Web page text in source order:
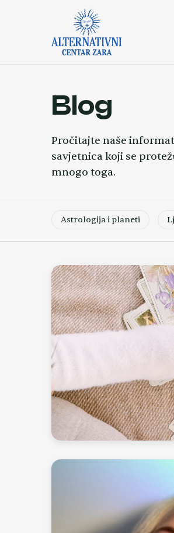
Blog
Pročitajte naše
savjetnica koji se
mnogo toga.
Astrologija i planeti